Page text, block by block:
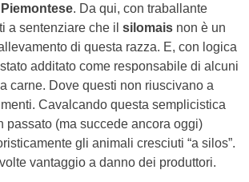
Piemontese. Da qui, con traballante
a sentenziare che il silomais non è un
di questa razza. E, con logica
additato come responsabile di alcuni
carne. Dove questi non riuscivano a
Cavalcando questa semplicistica
passato (ma succede ancora oggi)
gli animali cresciuti “a silos”.
vantaggio a danno dei produttori.